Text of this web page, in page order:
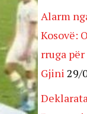
Alarm
Kosovë:
rruga
Gjini 29/